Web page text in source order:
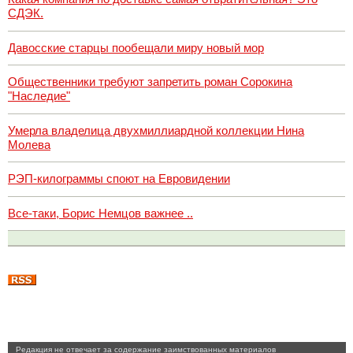
СДЭК.
Давосские старцы пообещали миру новый мор
Общественники требуют запретить роман Сорокина
"Наследие"
Умерла владелица двухмиллиардной коллекции Нина
Молева
РЭП-килограммы споют на Евровидении
Все-таки, Борис Немцов важнее ..
Pедакция не отвечает за содержание заимствованных материалов